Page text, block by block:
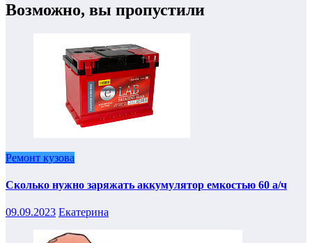
Возможно, вы пропустили
Ремонт кузова
Сколько нужно заряжать аккумулятор емкостью 60 а/ч
09.09.2023 Екатерина